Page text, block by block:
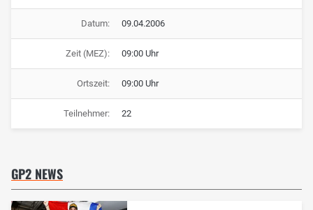
Datum: 09.04.2006
Zeit (MEZ): 09:00 Uhr
Ortszeit: 09:00 Uhr
Teilnehmer: 22
GP2 NEWS